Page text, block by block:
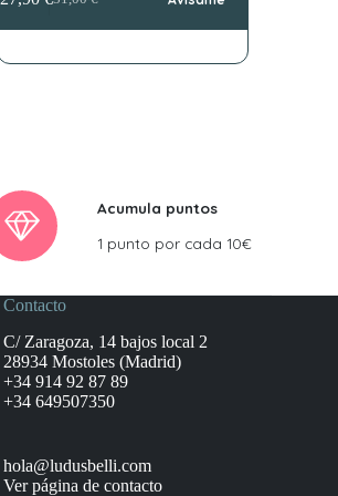
El
precio
era:
El
precio
es:
Acumula puntos
1 punto por cada 10€
Contacto
C/ Zaragoza, 14 bajos local 2
28934 Mostoles (Madrid)
+34 914 92 87 89
+34 649507350
hola@ludusbelli.com
Ver página de contacto